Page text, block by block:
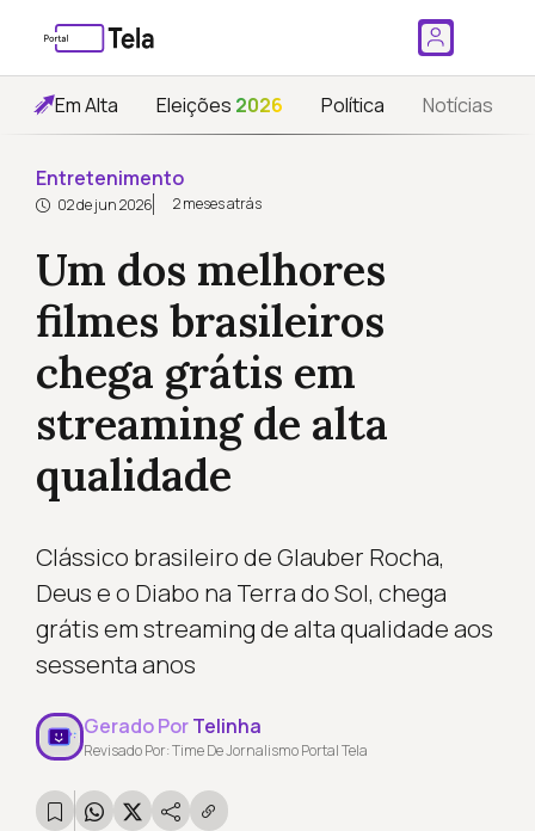
Em Alta Eleições 2026 Política Notícias
Entretenimento
02 de jun 2026 2 meses atrás
Um dos melhores
filmes brasileiros
chega grátis em
streaming de alta
qualidade
Clássico brasileiro de Glauber Rocha,
Deus e o Diabo na Terra do Sol, chega
grátis em streaming de alta qualidade aos
sessenta anos
Gerado PorTelinha
Revisado Por: Time De Jornalismo Portal Tela